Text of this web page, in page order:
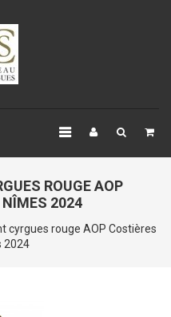
ROUGE AOP
NÎMES 2024
cyrgues rouge AOP Costières
2024